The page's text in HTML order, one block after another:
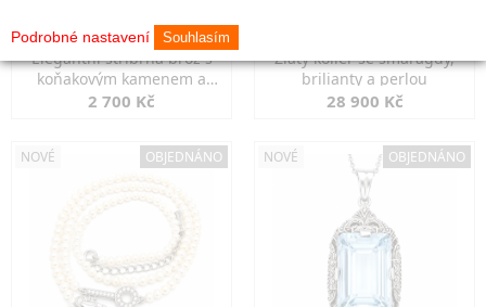
Elegantní stříbrná brož s
koňakovým kamenem a
markazity
2 700 Kč
Zlatý kolier se smaragdy,
brilianty a perlou
28 900 Kč
NOVÉ OBJEDNÁNO NOVÉ OBJEDNÁNO
Podrobné nastavení Souhlasím